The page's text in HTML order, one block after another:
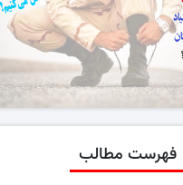
فهرست مطالب